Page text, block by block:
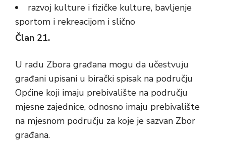
razvoj kulture i fizičke kulture, bavljenje
sportom i rekreacijom i slično
Član 21.
U radu Zbora građana mogu da učestvuju
građani upisani u birački spisak na području
Općine koji imaju prebivalište na području
mjesne zajednice, odnosno imaju prebivalište
na mjesnom području za koje je sazvan Zbor
građana.